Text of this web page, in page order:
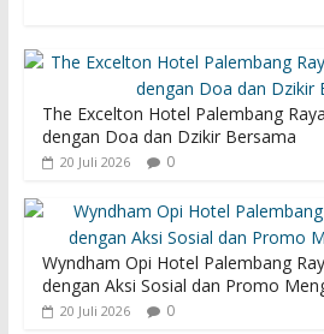
The Excelton Hotel Palembang
dengan Doa dan Dzikir Bersama
20 Juli 2026 0
Wyndham Opi Hotel Palembang
dengan Aksi Sosial dan Promo
20 Juli 2026 0